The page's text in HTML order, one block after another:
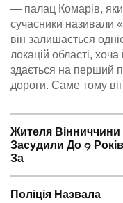
— палац Комарів,
сучасники називали
він залишається
локацій області,
здається на перший
дороги. Саме тому
Жителя Вінниччини
Засудили До 9 Років
За
Поліція Назвала